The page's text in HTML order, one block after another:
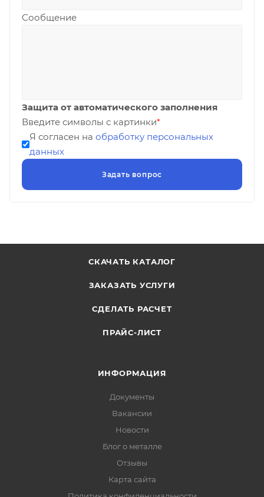
Сообщение
Защита от автоматического заполнения
Введите символы с картинки*
Я согласен на обработку персональных
данных
СКАЧАТЬ КАТАЛОГ
ЗАКАЗАТЬ УСЛУГИ
СДЕЛАТЬ РАСЧЕТ
ПРАЙС-ЛИСТ
ИНФОРМАЦИЯ
Документы
Вакансии
Новости
Блог о металле
Отзывы
Карта сайта